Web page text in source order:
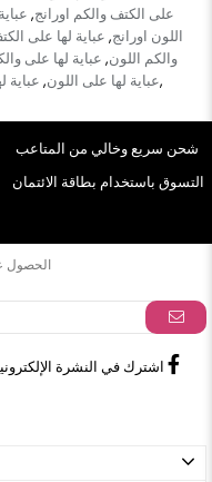
على الكتف والكم اورانج,
اللون اورانج, عباية لها على
والكم اللون, عباية لها على
عباية لها على اللون, عباية ,
شحن سريع وخالي من المتاعب
التسوق باستخدام بطاقة الائتمان
الحصول
اشترك في النشرة